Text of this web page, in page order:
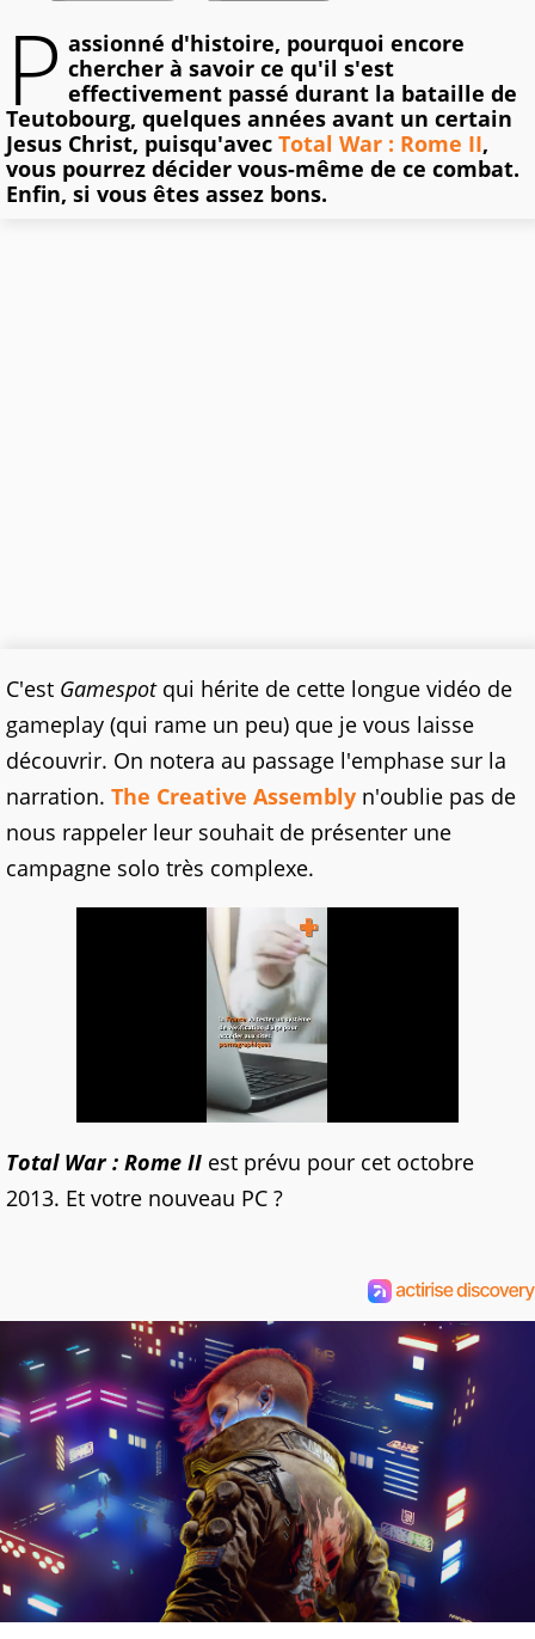
P assionné d'histoire, pourquoi encore
chercher à savoir ce qu'il s'est
effectivement passé durant la bataille de
Teutobourg, quelques années avant un certain
Jesus Christ, puisqu'avec Total War : Rome II,
vous pourrez décider vous-même de ce combat.
Enfin, si vous êtes assez bons.
C'est Gamespotqui hérite de cette longue vidéo de
gameplay (qui rame un peu) que je vous laisse
découvrir. On notera au passage l'emphase sur la
narration. The Creative Assembly n'oublie pas de
nous rappeler leur souhait de présenter une
campagne solo très complexe.
Total War : Rome II est prévu pour cet octobre
2013. Et votre nouveau PC ?